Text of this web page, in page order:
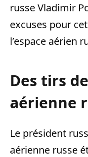
russe Vladimir
excuses pour
l’espace aérien
Des tirs
aérienne
Le président
aérienne russe